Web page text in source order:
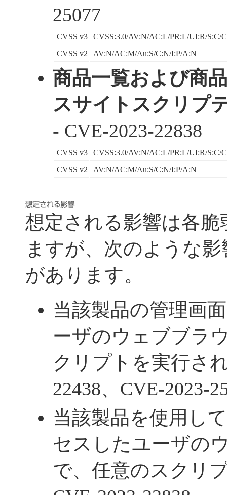
25077
CVSS v3
CVSS:3.0/AV:N/AC:L/PR:L/UI:R/S:C/
CVSS v2
AV:N/AC:M/Au:S/C:N/I:P/A:N
商品一覧および商
スサイトスクリプ
- CVE-2023-22838
CVSS v3
CVSS:3.0/AV:N/AC:L/PR:L/UI:R/S:C/
CVSS v2
AV:N/AC:M/Au:S/C:N/I:P/A:N
想定される影響は各
ますが、次のような
があります。
当該製品の管理画
ーザのウェブブラ
クリプトを実行さ
22438、CVE-2023-
当該製品を使用し
セスしたユーザの
で、任意のスクリ